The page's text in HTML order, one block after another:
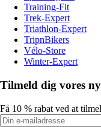
Training-Fit
Trek-Expert
Triathlon-Expert
TripnBikers
Vélo-Store
Winter-Expert
Tilmeld dig vores
Få 10 % rabat ved at